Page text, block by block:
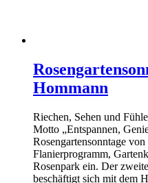
Hommann
Riechen, Sehen und
Motto „Entspannen,
Rosengartensonntage
Flanierprogramm,
Rosenpark ein. Der
beschäftigt sich mit dem